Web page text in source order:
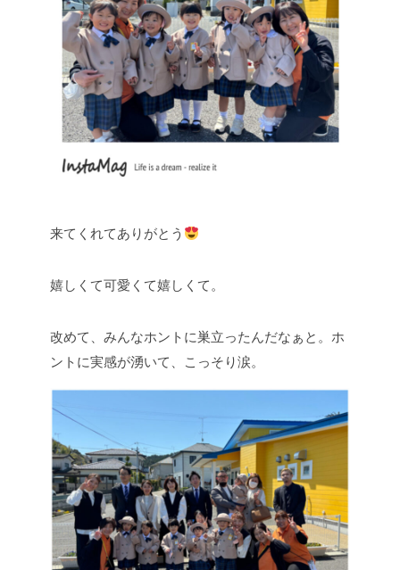
来てくれてありがとう
嬉しくて可愛くて嬉しくて。
改めて、みんなホントに巣立ったんだなぁと。ホ
ントに実感が湧いて、こっそり涙。